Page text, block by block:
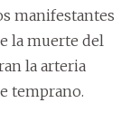
manifestantes
la muerte del
la arteria
temprano.